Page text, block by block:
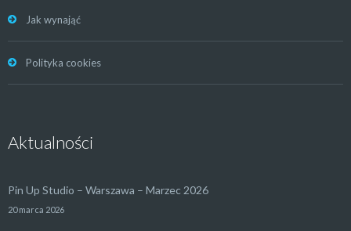
Jak wynająć
Polityka cookies
Aktualności
Pin Up Studio – Warszawa – Marzec 2026
20 marca 2026